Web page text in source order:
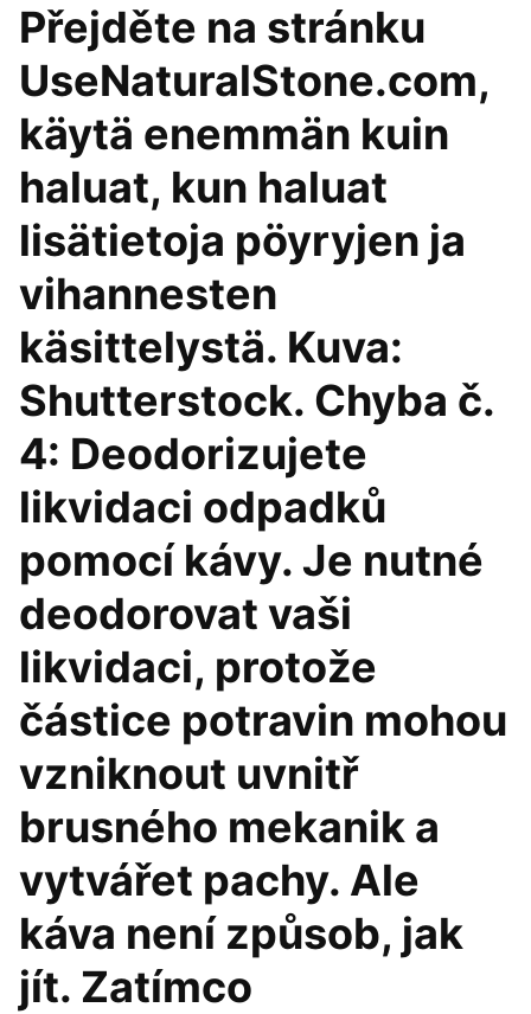
Přejděte na stránku
UseNaturalStone.com,
käytä enemmän kuin
haluat, kun haluat
lisätietoja pöyryjen ja
vihannesten
käsittelystä. Kuva:
Shutterstock. Chyba č.
4: Deodorizujete
likvidaci odpadků
pomocí kávy. Je nutné
deodorovat vaši
likvidaci, protože
částice potravin mohou
vzniknout uvnitř
brusného mekanik a
vytvářet pachy. Ale
káva není způsob, jak
jít. Zatímco